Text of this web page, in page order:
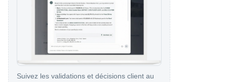
Suivez les validations et décisions client au